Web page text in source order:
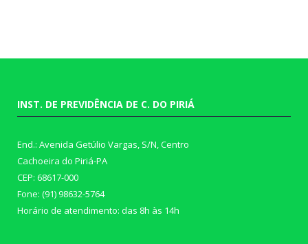
INST. DE PREVIDÊNCIA DE C. DO PIRIÁ
End.: Avenida Getúlio Vargas, S/N, Centro
Cachoeira do Piriá-PA
CEP: 68617-000
Fone: (91) 98632-5764
Horário de atendimento: das 8h às 14h